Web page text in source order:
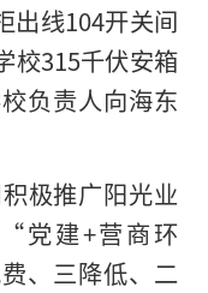
出线104开关间
校315千伏安箱
负责人向海东
极推广阳光业
党建+营商环
、三降低、二